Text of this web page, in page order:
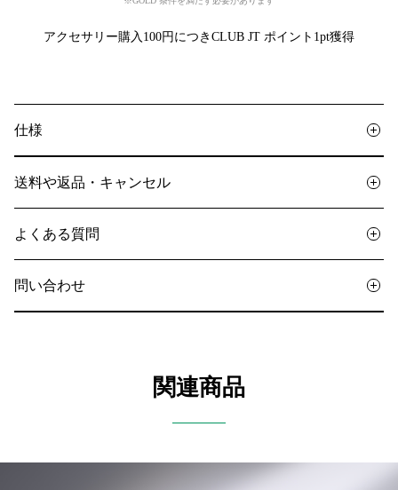
アクセサリー購入100円につきCLUB JT ポイント1pt獲得
仕様
送料や返品・キャンセル
よくある質問
問い合わせ
関連商品